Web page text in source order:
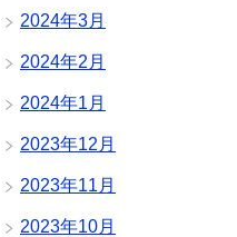
2024年3月
2024年2月
2024年1月
2023年12月
2023年11月
2023年10月